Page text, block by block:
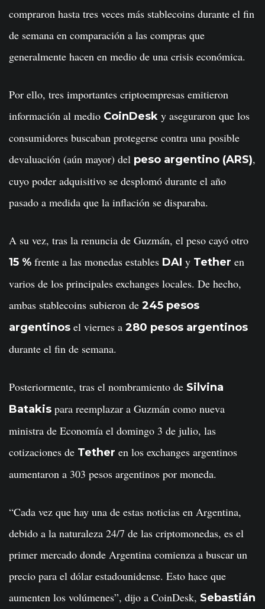
compraron hasta tres veces más stablecoins durante el fin
de semana en comparación a las compras que
generalmente hacen en medio de una crisis económica.
Por ello, tres importantes criptoempresas emitieron
información al medio CoinDesk y aseguraron que los
consumidores buscaban protegerse contra una posible
devaluación (aún mayor) del peso argentino (ARS),
cuyo poder adquisitivo se desplomó durante el año
pasado a medida que la inflación se disparaba.
A su vez, tras la renuncia de Guzmán, el peso cayó otro
15 % frente a las monedas estables DAI y Tether en
varios de los principales exchanges locales. De hecho,
ambas stablecoins subieron de 245 pesos
argentinos el viernes a 280 pesos argentinos
durante el fin de semana.
Posteriormente, tras el nombramiento de Silvina
Batakis para reemplazar a Guzmán como nueva
ministra de Economía el domingo 3 de julio, las
cotizaciones de Tether en los exchanges argentinos
aumentaron a 303 pesos argentinos por moneda.
“Cada vez que hay una de estas noticias en Argentina,
debido a la naturaleza 24/7 de las criptomonedas, es el
primer mercado donde Argentina comienza a buscar un
precio para el dólar estadounidense. Esto hace que
aumenten los volúmenes”, dijo a CoinDesk, Sebastián